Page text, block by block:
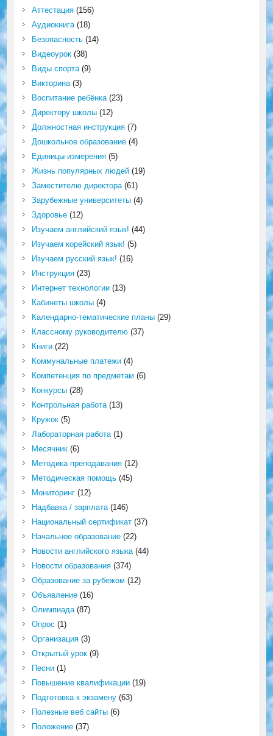
Аттестация(156)
Аудиокнига(18)
Безопасность(14)
Видеоурок(38)
Виды спорта(9)
Викторина(3)
Воспитание ребёнка(23)
Директору школы(12)
Должностная инструкция(7)
Дошкольное образование(4)
Единицы измерения(5)
Жизнь популярных людей(19)
Заместителю директора(61)
Зарубежные университеты(4)
Здоровье(12)
Изучаем английский язык! (44)
Изучаем корейский язык! (5)
Изучаем русский язык! (16)
Инструкция(23)
Интернет технологии(13)
Кабинеты школы(4)
Календарно-тематические планы(29)
Классному руководителю(37)
Книги(22)
Коммунальные платежи(4)
Компетенция по предметам (6)
Конкурсы(28)
Контрольная работа(13)
Кружок(5)
Лабораторная работа(1)
Месячник(6)
Методика преподавания(12)
Методическая помощь(45)
Мониторинг(12)
Надбавка / зарплата(146)
Национальный сертификат(37)
Начальное образование(22)
Новости английского языка(44)
Новости образования(374)
Образование за рубежом (12)
Объявление(16)
Олимпиада(87)
Опрос (1)
Организация(3)
Открытый урок(9)
Песни(1)
Повышение квалификации(19)
Подготовка к экзамену(63)
Полезные веб сайты(6)
Положение(37)